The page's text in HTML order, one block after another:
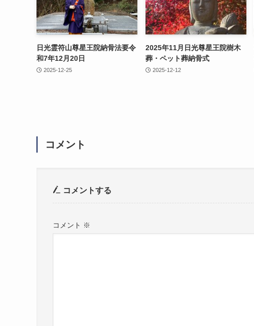
日光霊符山尊星王院納骨法要令
和7年12月20日
2025-12-25
2025年11月日光尊星王院樹木
葬・ペット葬納骨式
2025-12-12
コメント
コメントする
コメント ※